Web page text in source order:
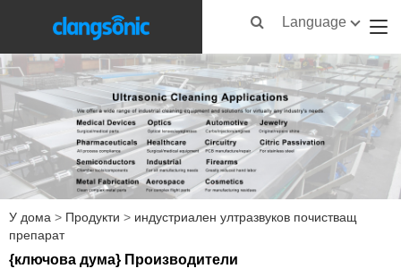
Language
У дома > Продукти > индустриален ултразвуков почистващ
препарат
{ключова дума} Производители